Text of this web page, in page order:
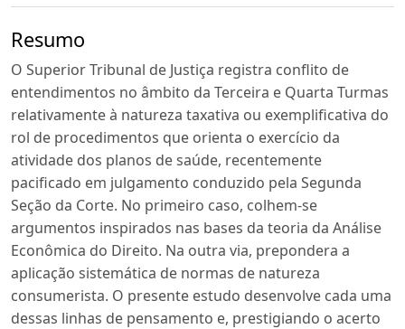
Resumo
O Superior Tribunal de Justiça registra conflito de
entendimentos no âmbito da Terceira e Quarta Turmas
relativamente à natureza taxativa ou exemplificativa do
rol de procedimentos que orienta o exercício da
atividade dos planos de saúde, recentemente
pacificado em julgamento conduzido pela Segunda
Seção da Corte. No primeiro caso, colhem-se
argumentos inspirados nas bases da teoria da Análise
Econômica do Direito. Na outra via, prepondera a
aplicação sistemática de normas de natureza
consumerista. O presente estudo desenvolve cada uma
dessas linhas de pensamento e, prestigiando o acerto